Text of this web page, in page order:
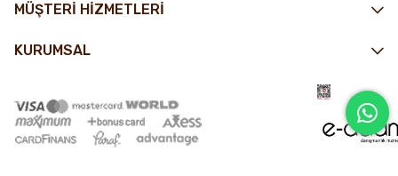
MÜŞTERİ HİZMETLERİ
KURUMSAL